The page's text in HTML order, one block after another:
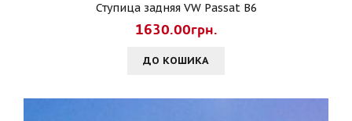
Ступица задняя VW Passat B6
1630.00грн.
ДО КОШИКА